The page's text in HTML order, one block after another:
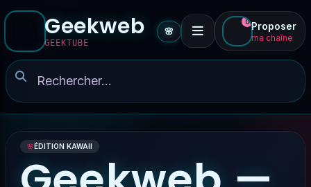
Geekweb
GEEKTUBE
🌸
0 Proposer
ma chaîne
🌸ÉDITION KAWAII